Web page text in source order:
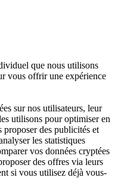
que nous utilisons
vous offrir une expérience
sur nos utilisateurs, leur
utilisons pour optimiser en
proposer des publicités et
les statistiques
vos données cryptées
des offres via leurs
si vous utilisez déjà vous-